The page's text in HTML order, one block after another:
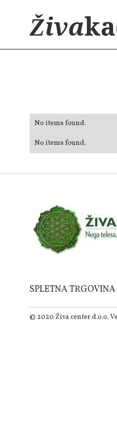
Živa
No items found.
No items found.
SPLETNA TRGOVINA
© 2020 Živa center d.o.o.